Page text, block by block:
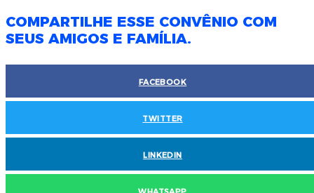
COMPARTILHE ESSE CONVÊNIO COM
SEUS AMIGOS E FAMÍLIA.
FACEBOOK
TWITTER
LINKEDIN